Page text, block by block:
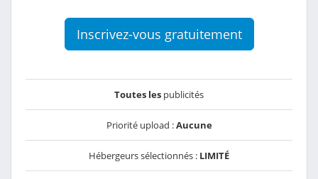
Inscrivez-vous gratuitement
Toutes les publicités
Priorité upload :Aucune
Hébergeurs sélectionnés : LIMITÉ